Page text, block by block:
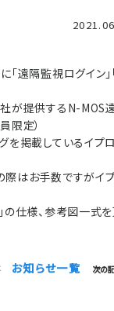
「遠隔監視ログイン」
社が提供するN-
限定）
グを掲載しているイプ
際はお手数ですが
の仕様、参考図一式
お知らせ一覧 次の